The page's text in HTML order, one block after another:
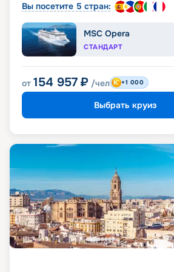
Вы посетите 5 стран:
MSC Opera
СТАНДАРТ
от 154 957 ₽ /чел +1 000
Выбрать круиз